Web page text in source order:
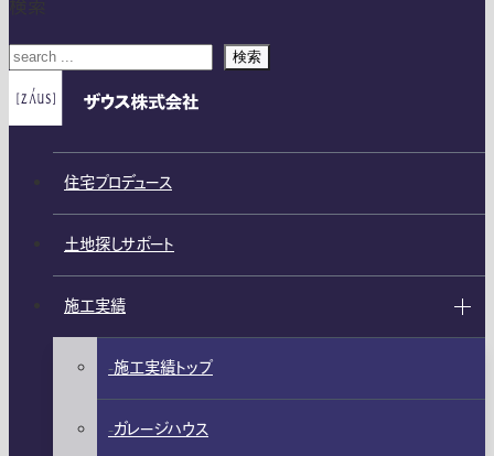
検索
住宅プロデュース
土地探しサポート
施工実績
施工実績トップ
ガレージハウス